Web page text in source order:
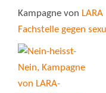
Kampagne von LARA
Fachstelle gegen